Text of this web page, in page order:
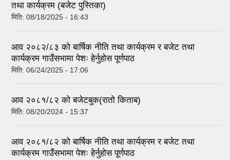
तथा कार्यक्रम (बजेट पुस्तिका)
मिति: 08/18/2025 - 16:43
आव २०८२/८३ को बार्षिक नीति तथा कार्यक्रम र बजेट तथा
कार्यक्रम गाउँसभामा पेशः हेर्नुहोस पूर्णपाठ
मिति: 06/24/2025 - 17:06
आव २०८१/८२ को बजेटबुक(रातो किताब)
मिति: 08/20/2024 - 15:37
आव २०८१/८२ को बार्षिक नीति तथा कार्यक्रम र बजेट तथा
कार्यक्रम गाउँसभामा पेशः हेर्नुहोस पूर्णपाठ